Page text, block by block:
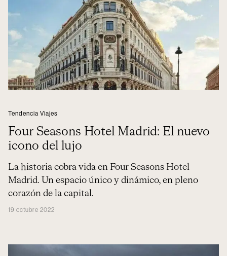
Tendencia Viajes
Four Seasons Hotel Madrid: El nuevo
icono del lujo
La historia cobra vida en Four Seasons Hotel
Madrid. Un espacio único y dinámico, en pleno
corazón de la capital.
19 octubre 2022